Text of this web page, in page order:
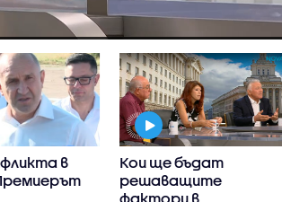
в
Кои ще бъдат
решаващите
фактори в